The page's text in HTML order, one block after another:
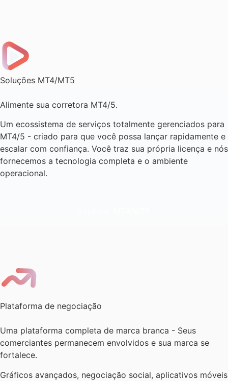
Soluções MT4/MT5
Alimente sua corretora MT4/5.
Um ecossistema de serviços totalmente gerenciados para
MT4/5 - criado para que você possa lançar rapidamente e
escalar com confiança. Você traz sua própria licença e nós
fornecemos a tecnologia completa e o ambiente
operacional.
Plataforma de negociação
Uma plataforma completa de marca branca - Seus
comerciantes permanecem envolvidos e sua marca se
fortalece.
Gráficos avançados, negociação social, aplicativos móveis